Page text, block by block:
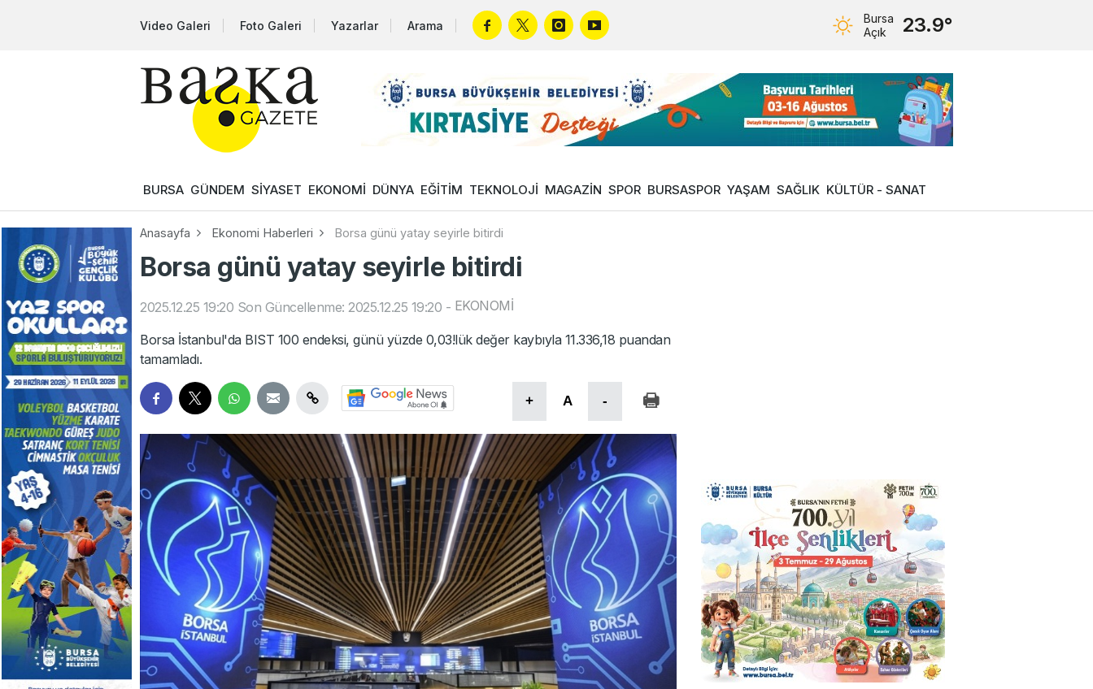
Video Galeri Foto Galeri Yazarlar Arama
Bursa
Açık
23.9°
BURSA GÜNDEM SİYASET EKONOMİ DÜNYA EĞİTİM TEKNOLOJİ MAGAZİN SPOR BURSASPOR YAŞAM SAĞLIK KÜLTÜR - SANAT
Anasayfa Ekonomi Haberleri Borsa günü yatay seyirle bitirdi
Borsa günü yatay seyirle bitirdi
2025.12.25 19:20 Son Güncellenme: 2025.12.25 19:20 - EKONOMİ
Borsa İstanbul'da BIST 100 endeksi, günü yüzde 0,03!lük değer kaybıyla 11.336,18 puandan
tamamladı.
+ A -